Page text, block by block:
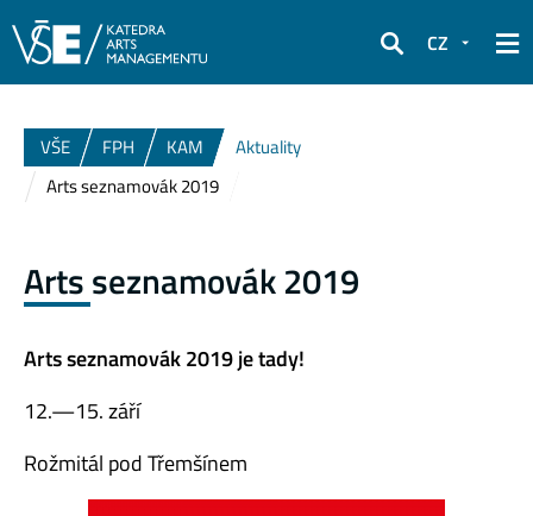
Hledat
CZ
VŠE FPH KAM
Aktuality
Arts seznamovák 2019
Arts seznamovák 2019
Arts seznamovák 2019 je tady!
12.—15. září
Rožmitál pod Třemšínem